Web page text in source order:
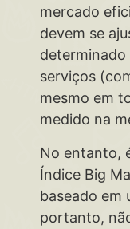
mercado
devem se
serviços
mesmo em
medido na
No entanto,
Índice Big
baseado em
portanto,